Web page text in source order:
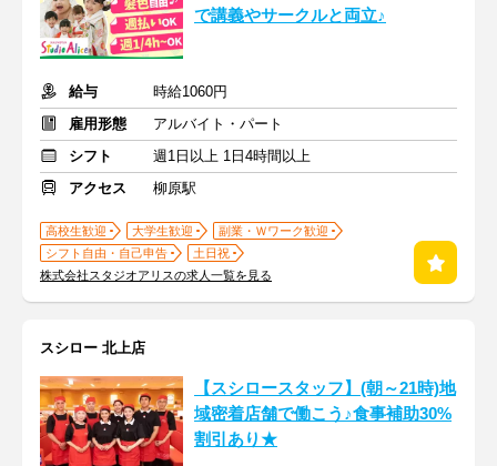
で講義やサークルと両立♪
給与
時給1060円
雇用形態
アルバイト・パート
シフト
週1日以上 1日4時間以上
アクセス
柳原駅
高校生歓迎 大学生歓迎
副業・Ｗワーク歓迎
シフト自由・自己申告
土日祝
株式会社スタジオアリスの求人一覧を見る
スシロー 北上店
【スシロースタッフ】(朝～21時)地
域密着店舗で働こう♪食事補助30%
割引あり★